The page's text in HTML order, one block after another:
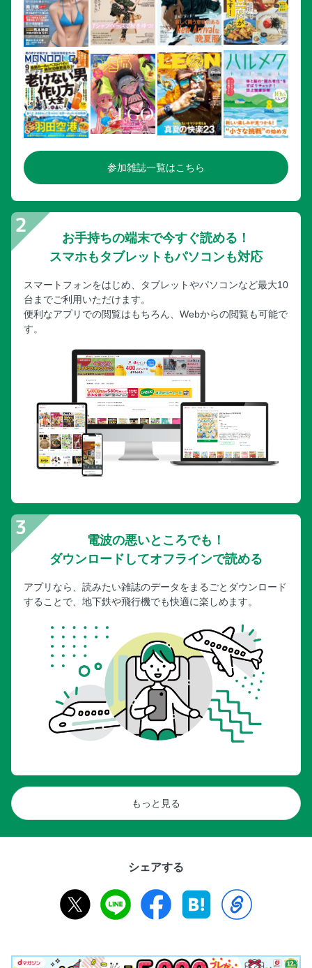
参加雑誌一覧はこちら
お手持ちの端末で今すぐ読める！
スマホもタブレットもパソコンも対応
スマートフォンをはじめ、タブレットやパソコンなど最大10
台までご利用いただけます。
便利なアプリでの閲覧はもちろん、Webからの閲覧も可能で
す。
電波の悪いところでも！
ダウンロードしてオフラインで読める
アプリなら、読みたい雑誌のデータをまるごとダウンロード
することで、地下鉄や飛行機でも快適に楽しめます。
もっと見る
シェアする